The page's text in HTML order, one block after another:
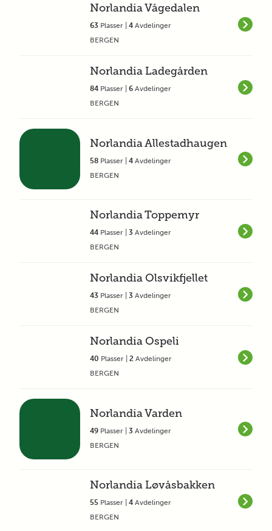
Norlandia Vågedalen
63 Plasser | 4 Avdelinger
BERGEN
Norlandia Ladegården
84 Plasser | 6 Avdelinger
BERGEN
Norlandia Allestadhaugen
58 Plasser | 4 Avdelinger
BERGEN
Norlandia Toppemyr
44 Plasser | 3 Avdelinger
BERGEN
Norlandia Olsvikfjellet
43 Plasser | 3 Avdelinger
BERGEN
Norlandia Ospeli
40 Plasser | 2 Avdelinger
BERGEN
Norlandia Varden
49 Plasser | 3 Avdelinger
BERGEN
Norlandia Løvåsbakken
55 Plasser | 4 Avdelinger
BERGEN